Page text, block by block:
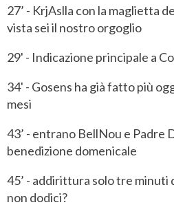
27’ - KrjAslla con la maglietta
vista sei il nostro orgoglio
29' - Indicazione principale a
34' - Gosens ha già fatto più
mesi
43’ - entrano BellNou e Padre
benedizione domenicale
45’ - addirittura solo tre minuti
non dodici?